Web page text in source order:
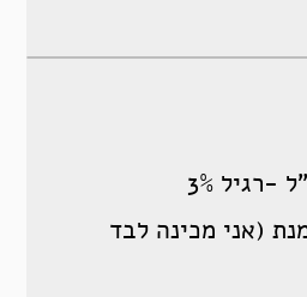
(אני מכינה לבד